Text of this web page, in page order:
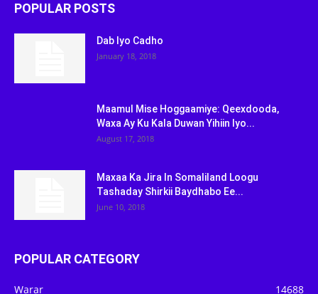
POPULAR POSTS
Dab Iyo Cadho
January 18, 2018
Maamul Mise Hoggaamiye: Qeexdooda,
Waxa Ay Ku Kala Duwan Yihiin Iyo...
August 17, 2018
Maxaa Ka Jira In Somaliland Loogu
Tashaday Shirkii Baydhabo Ee...
June 10, 2018
POPULAR CATEGORY
Warar 14688